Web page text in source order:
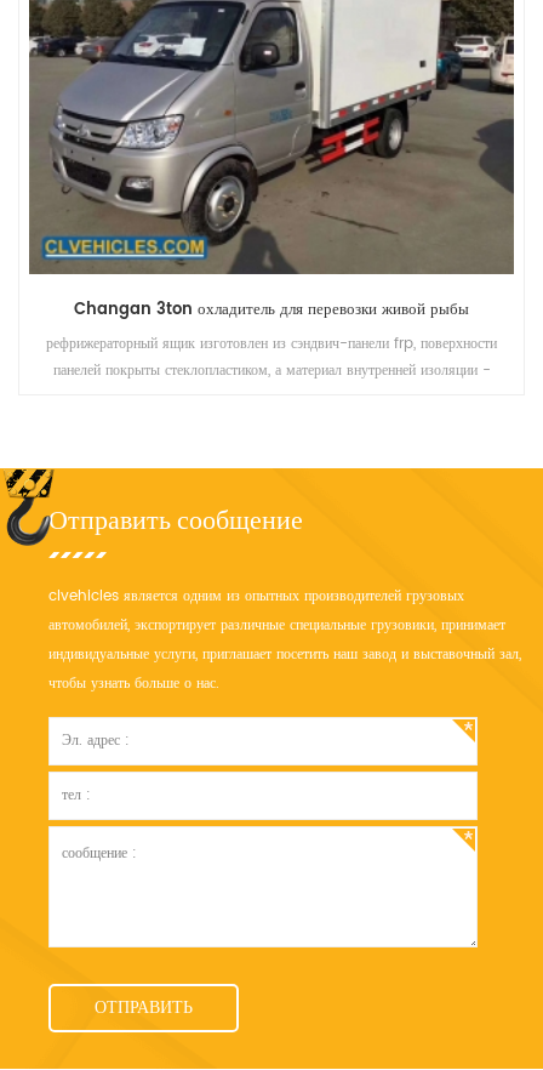
Changan 3ton охладитель для перевозки живой рыбы
рефрижераторный ящик изготовлен из сэндвич-панели frp, поверхности
панелей покрыты стеклопластиком, а материал внутренней изоляции -
Отправить сообщение
clvehicles является одним из опытных производителей грузовых
автомобилей, экспортирует различные специальные грузовики, принимает
индивидуальные услуги, приглашает посетить наш завод и выставочный зал,
чтобы узнать больше о нас.